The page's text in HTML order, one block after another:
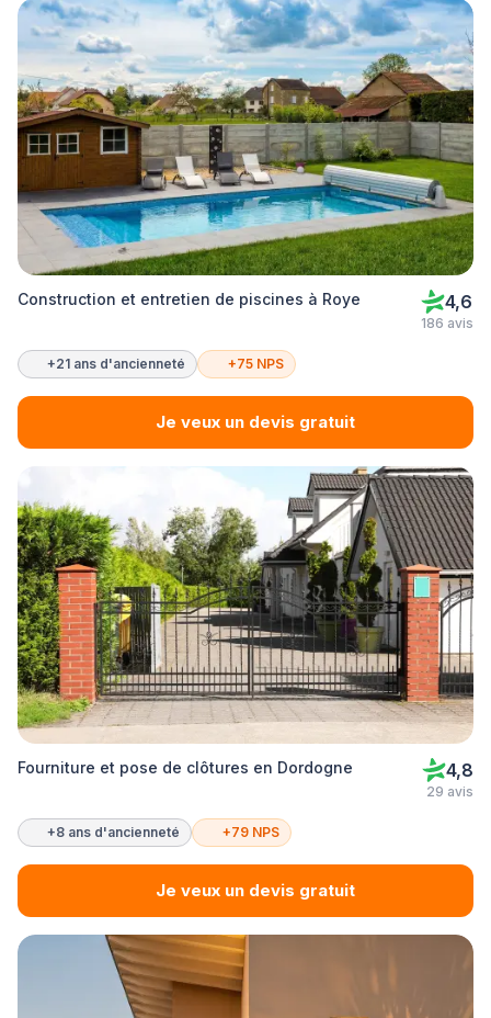
Construction et entretien de piscines à Roye 4,6
186 avis
+21 ans d'ancienneté +75 NPS
Je veux un devis gratuit
Fourniture et pose de clôtures en Dordogne 4,8
29 avis
+8 ans d'ancienneté +79 NPS
Je veux un devis gratuit